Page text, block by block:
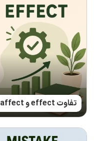
تفاوت effect و affect چیست؟